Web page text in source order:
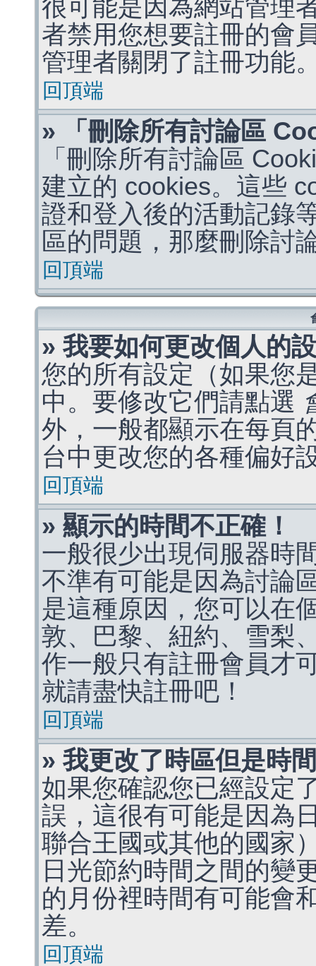
很可能是因為網站管理
者禁用您想要註冊的會
管理者關閉了註冊功能
回頂端
» 「刪除所有討論區
「刪除所有討論區
建立的 cookies。這些
證和登入後的活動記錄
區的問題，那麼刪除討
回頂端
» 我要如何更改個人的
您的所有設定（如果您
中。要修改它們請點選
外，一般都顯示在每頁
台中更改您的各種偏好
回頂端
» 顯示的時間不正確！
一般很少出現伺服器時
不準有可能是因為討論
是這種原因，您可以在
敦、巴黎、紐約、雪梨
作一般只有註冊會員才
就請盡快註冊吧！
回頂端
» 我更改了時區但是時
如果您確認您已經設定
誤，這很有可能是因為
聯合王國或其他的國家
日光節約時間之間的變
的月份裡時間有可能會
差。
回頂端